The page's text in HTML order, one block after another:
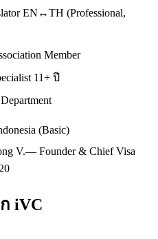
EN↔TH (Professional,
Member
11+ ปี
(Basic)
V.— Founder & Chief Visa
iVC